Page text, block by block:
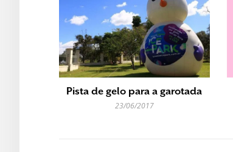
Pista de gelo para a garotada
23/06/2017